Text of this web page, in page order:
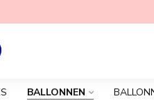
BALLONNEN